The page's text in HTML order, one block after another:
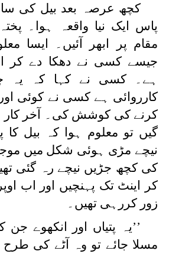
کچھ عرصہ بعد بیل کی
پاس ایک نیا واقعہ ہوا۔ پختہ
مقام پر ابھر آئیں۔ ایسا
جیسے کسی نے دھکا دے کر
ہے۔ کسی نے کہا کہ یہ
کارروائی ہے کسی نے کوئی
کرنے کی کوشش کی۔ آخر کار
گیں تو معلوم ہوا کہ بیل کا
نیچے مڑی ہوئی شکل میں
کی کچھ جڑیں نیچے رہ گئی
کر اینٹ تک پہنچیں اور اب
زور کررہی تھیں۔
’’یہ پتیاں اور انکھوے
مسلا جائے تو وہ آٹے کی طرح